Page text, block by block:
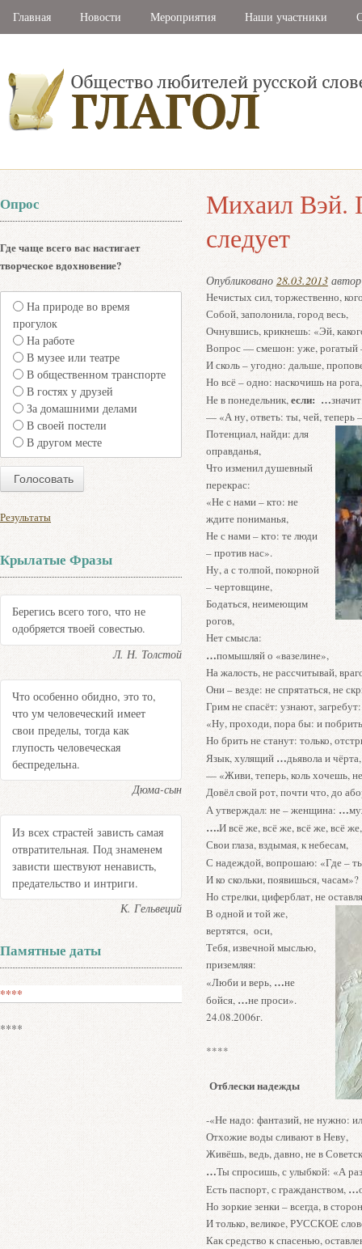
Главная Новости Мероприятия Наши участники
Михаил Вэй.
следует
Опубликовано 28.03.2013
Нечистых сил, торжественно,
Собой, заполонила, город весь,
Очнувшись, крикнешь: «Эй,
Вопрос — смешон: уже, рогатый
И сколь – угодно: дальше,
Но всё – одно: наскочишь на рога,
Не в понедельник,если: …
— «А ну, ответь: ты, чей,
Потенциал, найди: для
оправданья,
Что изменил душевный
перекрас:
«Не с нами – кто: не
ждите пониманья,
Не с нами – кто: те люди
– против нас».
Ну, а с толпой, покорной
– чертовщине,
Бодаться, неимеющим
рогов,
Нет смысла:
…помышляй о «вазелине»,
На жалость, не рассчитывай,
Они – везде: не спрятаться, не
Грим не спасёт: узнают, загребут:
«Ну, проходи, пора бы: и
Но брить не станут: только,
Язык, хулящий …дьявола и чёрта,
— «Живи, теперь, коль хочешь,
Довёл свой рот, почти что, до
А утверждал: не – женщина: …
….И всё же, всё же, всё же, всё
Свои глаза, вздымая, к небесам,
С надеждой, вопрошаю: «Где –
И ко скольки, появишься, часам»?
Но стрелки, циферблат, не
В одной и той же,
вертятся, оси,
Тебя, извечной мыслью,
приземляя:
«Люби и верь, …не
бойся, …не проси».
24.08.2006г.
****
Отблески надежды
-«Не надо: фантазий, не нужно:
Отхожие воды сливают в Неву,
Живёшь, ведь, давно, не в
…Ты спросишь, с улыбкой: «А
Есть паспорт, с гражданством, …
Но зоркие зенки – всегда, в
И только, великое, РУССКОЕ
Как средство к спасенью,
Опрос
Где чаще всего вас настигает
творческое вдохновение?
На природе во время
прогулок
На работе
В музее или театре
В общественном транспорте
В гостях у друзей
За домашними делами
В своей постели
В другом месте
Результаты
Крылатые Фразы
Берегись всего того, что не
одобряется твоей совестью.
Л. Н. Толстой
Что особенно обидно, это то,
что ум человеческий имеет
свои пределы, тогда как
глупость человеческая
беспредельна.
Дюма-сын
Из всех страстей зависть самая
отвратительная. Под знаменем
зависти шествуют ненависть,
предательство и интриги.
К. Гельвеций
Памятные даты
****
****